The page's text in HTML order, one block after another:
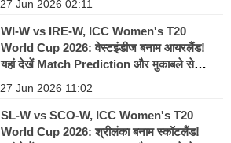
27 Jun 2026 02:11
WI-W vs IRE-W, ICC Women's T20
World Cup 2026: वेस्टइंडीज बनाम आयरलैंड!
यहां देखें Match Prediction और मुकाबले से
27 Jun 2026 11:02
SL-W vs SCO-W, ICC Women's T20
World Cup 2026: श्रीलंका बनाम स्कॉटलैंड!